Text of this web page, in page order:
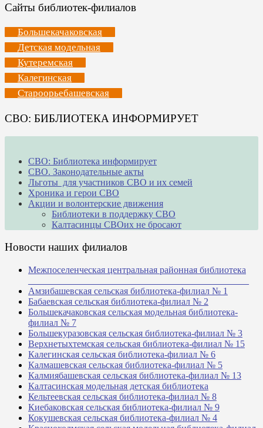
Сайты библиотек-филиалов
Большекачаковская
Детская модельная
Кутеремская
Калегинская
Староорьебашевская
СВО: БИБЛИОТЕКА ИНФОРМИРУЕТ
СВО: Библиотека информирует
СВО. Законодательные акты
Льготы для участников СВО и их семей
Хроника и герои СВО
Акции и волонтерские движения
Библиотеки в поддержку СВО
Калтасинцы СВОих не бросают
Новости наших филиалов
Межпоселенческая центральная районная библиотека
Амзибашевская сельская библиотека-филиал № 1
Бабаевская сельская библиотека-филиал № 2
Большекачаковская сельская модельная библиотека-
филиал № 7
Большекуразовская сельская библиотека-филиал № 3
Верхнетыхтемская сельская библиотека-филиал № 15
Калегинская сельская библиотека-филиал № 6
Калмашевская сельская библиотека-филиал № 5
Калмиябашевская сельская библиотека-филиал № 13
Калтасинская модельная детская библиотека
Кельтеевская сельская библиотека-филиал № 8
Киебаковская сельская библиотека-филиал № 9
Кокушевская сельская библиотека-филиал № 4